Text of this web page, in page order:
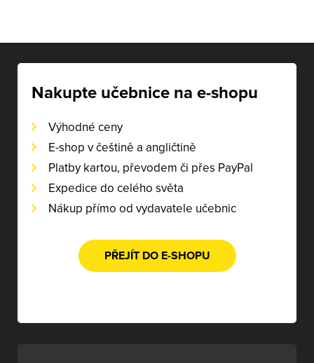
Nakupte učebnice na e-shopu
Výhodné ceny
E-shop v češtině a angličtině
Platby kartou, převodem či přes PayPal
Expedice do celého světa
Nákup přímo od vydavatele učebnic
PŘEJÍT DO E-SHOPU